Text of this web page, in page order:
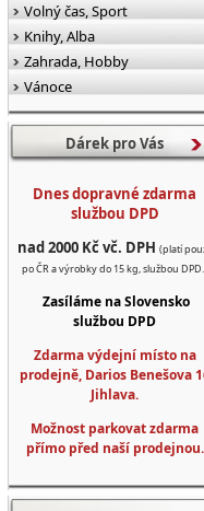
Volný čas, Sport
Knihy, Alba
Zahrada, Hobby
Vánoce
Dárek pro Vás
Dnes dopravné zdarma
službou DPD
nad 2000 Kč vč. DPH (platí
po ČR a výrobky do 15 kg, službou
Zasíláme na Slovensko
službou DPD
Zdarma výdejní místo na
prodejně, Darios Benešova
Jihlava.
Možnost parkovat zdarma
přímo před naší prodejnou.